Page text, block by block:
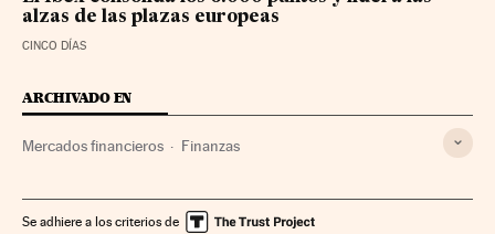
alzas de las plazas europeas
CINCO DÍAS
ARCHIVADO EN
Mercados financieros Finanzas
Se adhiere a los criterios de